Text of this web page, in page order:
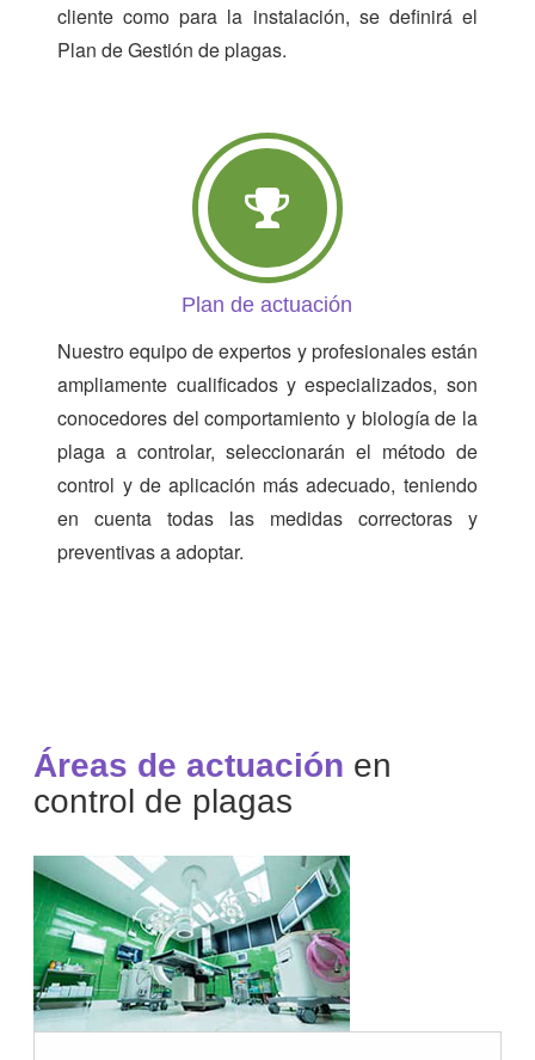
cliente como para la instalación, se definirá el
Plan de Gestión de plagas.
Plan de actuación
Nuestro equipo de expertos y profesionales están
ampliamente cualificados y especializados, son
conocedores del comportamiento y biología de la
plaga a controlar, seleccionarán el método de
control y de aplicación más adecuado, teniendo
en cuenta todas las medidas correctoras y
preventivas a adoptar.
Áreas de actuación en
control de plagas